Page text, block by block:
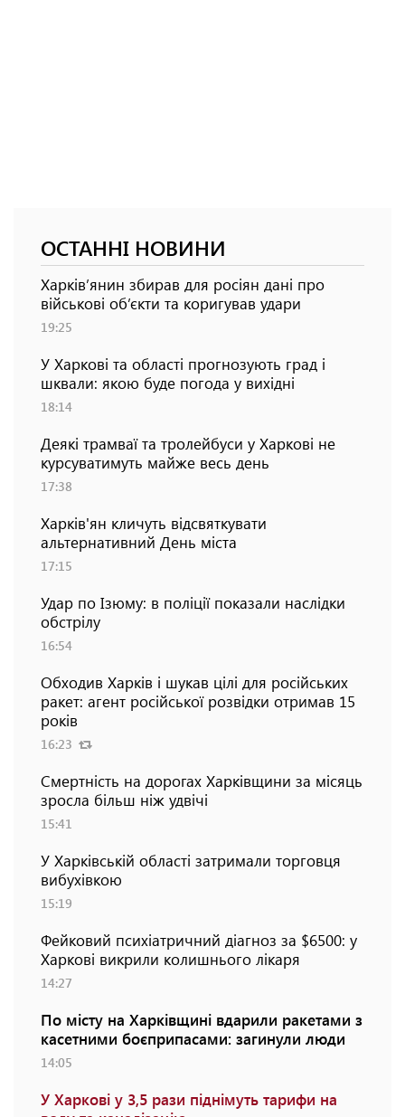
ОСТАННІ НОВИНИ
Харків’янин збирав для росіян дані про
військові об’єкти та коригував удари
19:25
У Харкові та області прогнозують град і
шквали: якою буде погода у вихідні
18:14
Деякі трамваї та тролейбуси у Харкові не
курсуватимуть майже весь день
17:38
Харків'ян кличуть відсвяткувати
альтернативний День міста
17:15
Удар по Ізюму: в поліції показали наслідки
обстрілу
16:54
Обходив Харків і шукав цілі для російських
ракет: агент російської розвідки отримав 15
років
16:23
Смертність на дорогах Харківщини за місяць
зросла більш ніж удвічі
15:41
У Харківській області затримали торговця
вибухівкою
15:19
Фейковий психіатричний діагноз за $6500: у
Харкові викрили колишнього лікаря
14:27
По місту на Харківщині вдарили ракетами з
касетними боєприпасами: загинули люди
14:05
У Харкові у 3,5 рази піднімуть тарифи на